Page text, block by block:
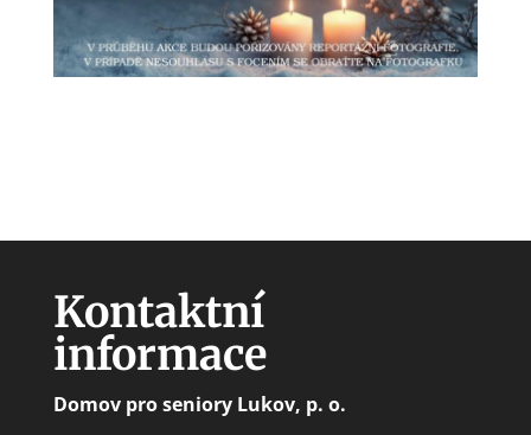
Kontaktní
informace
Domov pro seniory Lukov, p. o.